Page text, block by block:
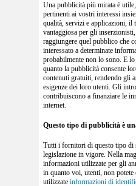
Una pubblicità più mirata è
pertinenti ai vostri interessi
qualità, servizi e applicazioni, il
vantaggiosa per gli
raggiungere quel pubblico che
interessato a determinate
probabilmente non lo sono. E
quanto la pubblicità consente
contenuti gratuiti, rendendo gli
esigenze dei loro utenti. Gli
contribuiscono a finanziare le
internet.
Questo tipo di pubblicità è
Tutti i fornitori di questo tipo di
legislazione in vigore. Nella
informazioni utilizzate per gli
in quanto voi, utenti, non
utilizzate informazioni di